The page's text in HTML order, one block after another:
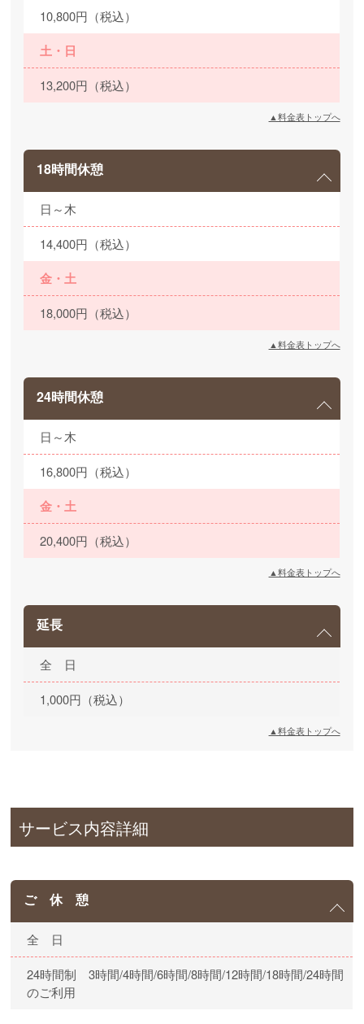
10,800円（税込）
土・日
13,200円（税込）
▲料金表トップへ
18時間休憩
日～木
14,400円（税込）
金・土
18,000円（税込）
▲料金表トップへ
24時間休憩
日～木
16,800円（税込）
金・土
20,400円（税込）
▲料金表トップへ
延長
全 日
1,000円（税込）
▲料金表トップへ
サービス内容詳細
ご 休 憩
全 日
24時間制 3時間/4時間/6時間/8時間/12時間/18時間/24時間
のご利用